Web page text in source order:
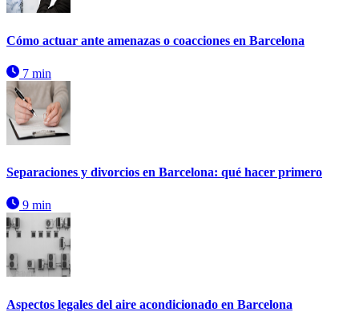
Cómo actuar ante amenazas o coacciones en Barcelona
7 min
Separaciones y divorcios en Barcelona: qué hacer primero
9 min
Aspectos legales del aire acondicionado en Barcelona